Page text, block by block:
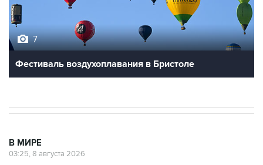
7
Фестиваль воздухоплавания в Бристоле
В МИРЕ
03:25, 8 августа 2026